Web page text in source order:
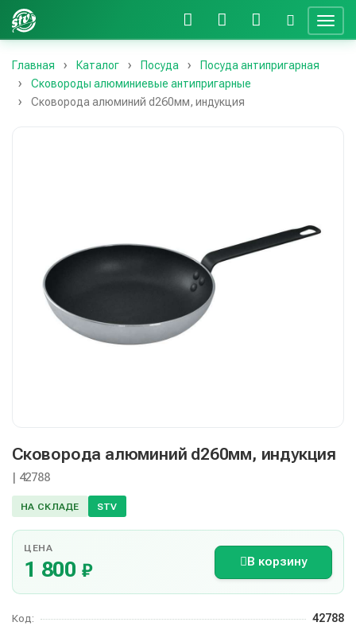
Главная Каталог Посуда
Посуда антипригарная
Сковороды алюминиевые антипригарные
Сковорода алюминий d260мм, индукция
Сковорода алюминий d260мм, индукция
| 42788
НА СКЛАДЕ STV
ЦЕНА
1 800 ₽ В корзину
Код: 42788